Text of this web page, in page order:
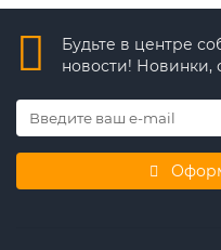
Будьте в центре
новости! Новинки,